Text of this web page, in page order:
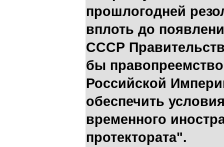
прошлогодней
вплоть до
СССР
бы
Российской
обеспечить
временного
протектората".